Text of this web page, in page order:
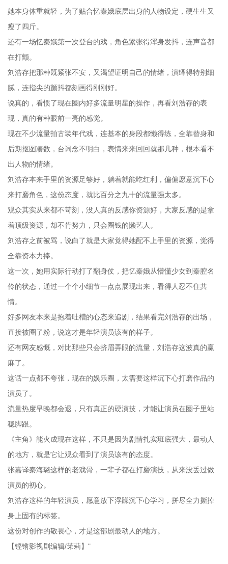
她本身体重就轻，为了贴合忆秦娥底层出身的人物设定，硬生生又
瘦了四斤。
还有一场忆秦娥第一次登台的戏，角色紧张得浑身发抖，连声音都
在打颤。
刘浩存把那种既紧张不安，又渴望证明自己的情绪，演绎得特别细
腻，连指尖的颤抖都刻画得刚刚好。
说真的，看惯了现在圈内好多流量明星的操作，再看刘浩存的表
现，真的有种眼前一亮的感觉。
现在不少流量拍古装年代戏，连基本的身段都懒得练，全靠替身和
后期抠图凑数，台词念不明白，表情来来回回就那几种，根本看不
出人物的情绪。
刘浩存本来手里的资源足够好，躺着就能吃红利，偏偏愿意沉下心
来打磨角色，这份态度，就比百分之九十的流量强太多。
观众其实从来都不苛刻，没人真的反感你资源好，大家反感的是拿
着顶级资源，却不肯努力，只会圈钱的懒艺人。
刘浩存之前被骂，说白了就是大家觉得她配不上手里的资源，觉得
全靠资本力捧。
这一次，她用实际行动打了翻身仗，把忆秦娥从懵懂少女到秦腔名
伶的状态，通过一个个小细节一点点展现出来，看得人忍不住共
情。
好多网友本来是抱着吐槽的心态来追剧，结果看完刘浩存的出场，
直接被圈了粉，说这才是年轻演员该有的样子。
还有网友感慨，对比那些只会挤眉弄眼的流量，刘浩存这波真的赢
麻了。
这话一点都不夸张，现在的娱乐圈，太需要这样沉下心打磨作品的
演员了。
流量热度早晚都会退，只有真正的硬演技，才能让演员在圈子里站
稳脚跟。
《主角》能火成现在这样，不只是因为剧情扎实班底强大，最动人
的地方，就是它让观众看到了演员该有的态度。
张嘉译秦海璐这样的老戏骨，一辈子都在打磨演技，从来没丢过做
演员的初心。
刘浩存这样的年轻演员，愿意放下浮躁沉下心学习，拼尽全力撕掉
身上固有的标签。
这份对创作的敬畏心，才是这部剧最动人的地方。
【铿锵影视剧编辑/茉莉】"